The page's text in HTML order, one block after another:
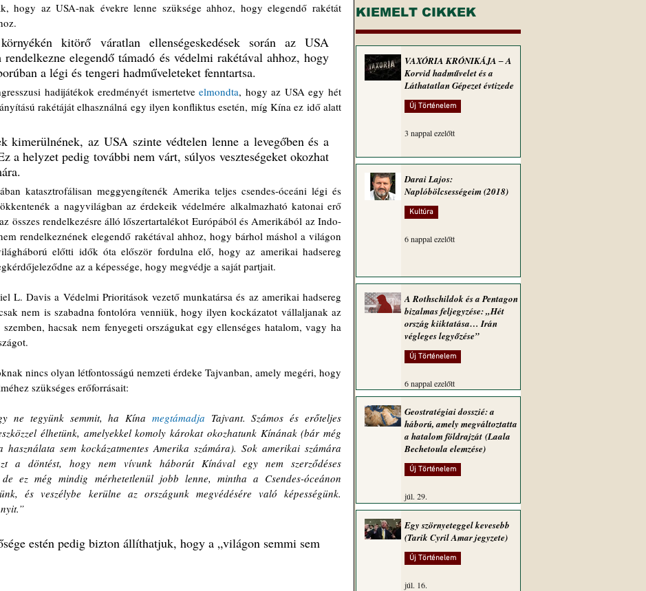
hogy az USA-nak évekre lenne szüksége ahhoz, hogy elegendő rakétát
kitörő váratlan ellenségeskedések során az USA
elegendő támadó és védelmi rakétával ahhoz, hogy
a légi és tengeri hadműveleteket fenntartsa.
hadijátékok eredményét ismertetve elmondta, hogy az USA egy hét
rakétáját elhasználná egy ilyen konfliktus esetén, míg Kína ez idő alatt
kimerülnének, az USA szinte védtelen lenne a levegőben és a
a helyzet pedig további nem várt, súlyos veszteségeket okozhat
katasztrofálisan meggyengítenék Amerika teljes csendes-óceáni légi és
a nagyvilágban az érdekeik védelmére alkalmazható katonai erő
összes rendelkezésre álló lőszertartalékot Európából és Amerikából az Indo-
rendelkeznének elegendő rakétával ahhoz, hogy bárhol máshol a világon
előtti idők óta először fordulna elő, hogy az amerikai hadsereg
az a képessége, hogy megvédje a saját partjait.
L. Davis a Védelmi Prioritások vezető munkatársa és az amerikai hadsereg
nem is szabadna fontolóra venniük, hogy ilyen kockázatot vállaljanak az
hacsak nem fenyegeti országukat egy ellenséges hatalom, vagy ha
nincs olyan létfontosságú nemzeti érdeke Tajvanban, amely megéri, hogy
szükséges erőforrásait:
ne tegyünk semmit, ha Kína megtámadja Tajvant. Számos és erőteljes
élhetünk, amelyekkel komoly károkat okozhatunk Kínának (bár még
használata sem kockázatmentes Amerika számára). Sok amerikai számára
a döntést, hogy nem vívunk háborút Kínával egy nem szerződéses
de ez még mindig mérhetetlenül jobb lenne, mintha a Csendes-óceánon
és veszélybe kerülne az országunk megvédésére való képességünk.
estén pedig bizton állíthatjuk, hogy a „világon semmi sem
KIEMELT CIKKEK
VAXÓRIA KRÓNIKÁJA ‒ A
Korvid hadművelet és a
Láthatatlan Gépezet évtizede
Új Történelem
3 nappal ezelőtt
Darai Lajos:
Naplóbölcsességeim (2018)
Kultúra
6 nappal ezelőtt
A Rothschildok és a Pentagon
bizalmas feljegyzése: „Hét
ország kiiktatása… Irán
végleges legyőzése”
Új Történelem
6 nappal ezelőtt
Geostratégiai dosszié: a
háború, amely megváltoztatta
a hatalom földrajzát (Laala
Bechetoula elemzése)
Új Történelem
júl. 29.
Egy szörnyeteggel kevesebb
(Tarik Cyril Amar jegyzete)
Új Történelem
júl. 16.